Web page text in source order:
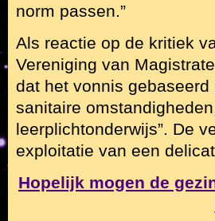
norm passen.”
Als reactie op de kritiek
Vereniging van
dat het vonnis
sanitaire
leerplichtonderwijs”. De
exploitatie van een
Hopelijk mogen de